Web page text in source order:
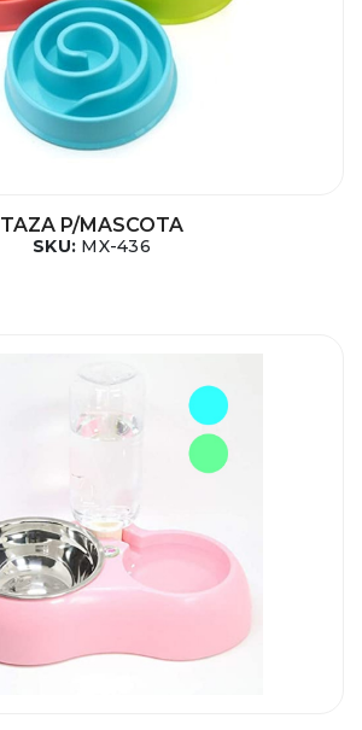
TAZA P/MASCOTA
SKU: MX-436